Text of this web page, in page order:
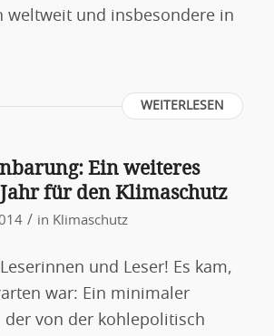
weltweit und insbesondere in
WEITERLESEN
Ein weiteres
für den Klimaschutz
/ in Klimaschutz
und Leser! Es kam,
war: Ein minimaler
der von der kohlepolitisch